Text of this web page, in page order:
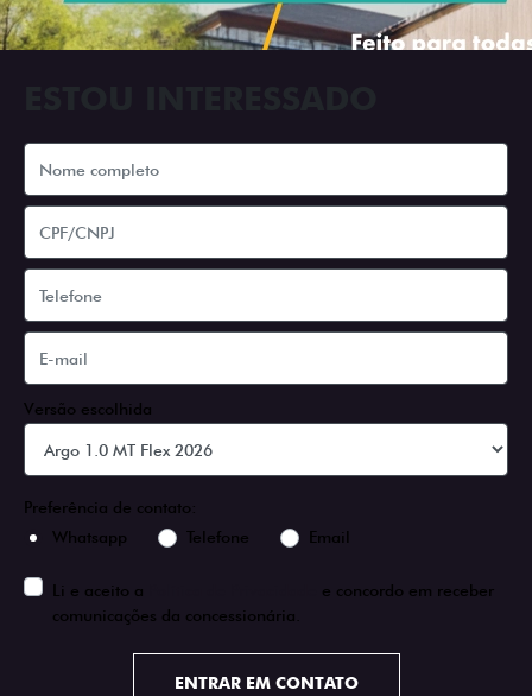
Versão escolhida
Preferência de contato:
Whatsapp
Telefone Email
Li e aceito a
e concordo em receber
comunicações da concessionária.
ENTRAR EM CONTATO